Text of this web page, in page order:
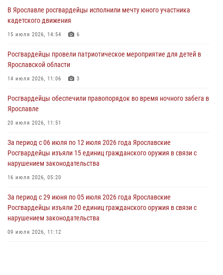
Ярославские росгвардейцы за прошедшую неделю совершили
более 300 выездов по сигналам «тревога»
03 августа 2026, 07:09
Росгвардейцы оказали помощь беременной женщине во время
празднования Дня ВДВ в Ярославле
03 августа 2026, 06:20
За период с 20 июля по 26 июля 2026 года Ярославские
Росгвардейцы изъяли 41 единицу гражданского оружия в связи с
нарушением законодательства
В региональном управлении Росгвардии состоялся молебен,
приуроченный к празднику Крещения Руси
28 июля 2026, 14:56
В Ярославле росгвардейцы исполнили мечту юного участника
кадетского движения
15 июля 2026, 14:54 6
Росгвардейцы провели патриотическое мероприятие для детей в
Ярославской области
14 июля 2026, 11:06 3
Росгвардейцы обеспечили правопорядок во время ночного забега в
Ярославле
20 июля 2026, 11:51
За период с 06 июля по 12 июля 2026 года Ярославские
Росгвардейцы изъяли 15 единиц гражданского оружия в связи с
нарушением законодательства
16 июля 2026, 05:20
За период с 29 июня по 05 июля 2026 года Ярославские
Росгвардейцы изъяли 20 единиц гражданского оружия в связи с
нарушением законодательства
09 июля 2026, 11:12